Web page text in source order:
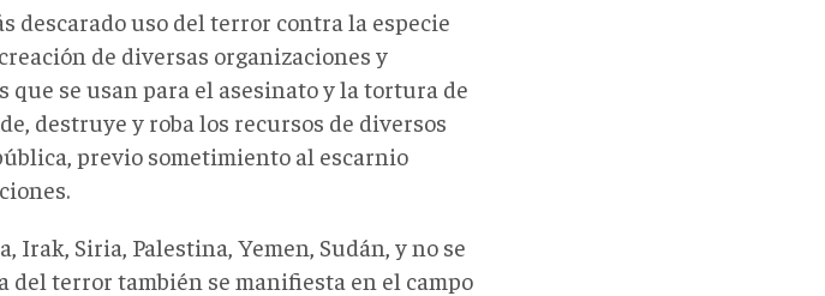
descarado uso del terror contra la especie
de diversas organizaciones y
se usan para el asesinato y la tortura de
destruye y roba los recursos de diversos
previo sometimiento al escarnio
Irak, Siria, Palestina, Yemen, Sudán, y no se
del terror también se manifiesta en el campo